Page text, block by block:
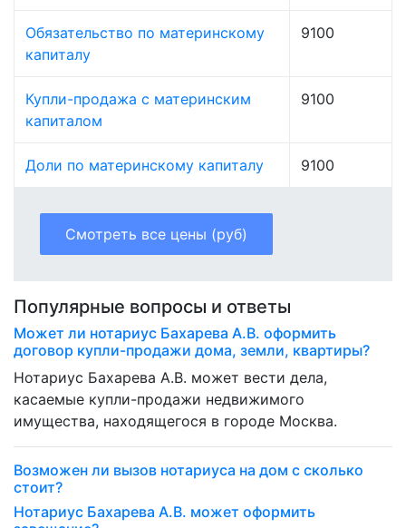
Обязательство по материнскому
капиталу
9100
Купли-продажа с материнским
капиталом
9100
Доли по материнскому капиталу 9100
Смотреть все цены (руб)
Популярные вопросы и ответы
Может ли нотариус Бахарева А.В. оформить
договор купли-продажи дома, земли, квартиры?
Нотариус Бахарева А.В. может вести дела,
касаемые купли-продажи недвижимого
имущества, находящегося в городе Москва.
Возможен ли вызов нотариуса на дом с сколько
стоит?
Нотариус Бахарева А.В. может оформить